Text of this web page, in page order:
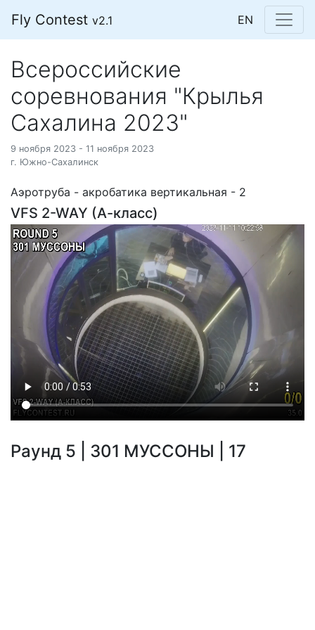
Fly Contest v2.1 EN
Всероссийские
соревнования "Крылья
Сахалина 2023"
9 ноября 2023 - 11 ноября 2023
г. Южно-Сахалинск
Аэротруба - акробатика вертикальная - 2
VFS 2-WAY (А-класс)
Раунд 5 | 301 МУССОНЫ | 17